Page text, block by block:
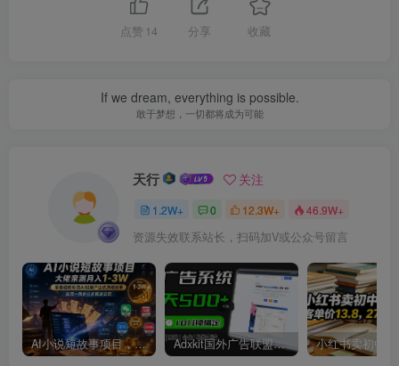
点赞 14 分享 收藏
If we dream, everything is possible.
敢于梦想，一切都将成为可能
天行 关注
1.2W+ 0 12.3W+ 46.9W+
资源失效联系站长，扫码加V或公众号留言
AI小说短故事项目，大佬亲测月入1-3W，零基础教你用AI批量产出优质短故事，实现一稿多吃多渠道变现 Adxkit国外广告联盟系统，一天上500+广告，让你的投放更加高效简单！